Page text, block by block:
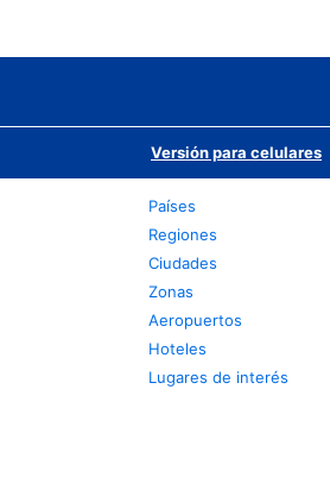
Versión para celulares
Países
Regiones
Ciudades
Zonas
Aeropuertos
Hoteles
Lugares de interés